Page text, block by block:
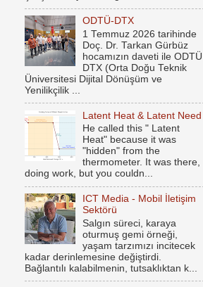
ODTÜ-DTX
1 Temmuz 2026 tarihinde
Doç. Dr. Tarkan Gürbüz
hocamızın daveti ile ODTÜ
DTX (Orta Doğu Teknik
Üniversitesi Dijital Dönüşüm ve
Yenilikçilik ...
Latent Heat & Latent Need
He called this " Latent
Heat" because it was
"hidden" from the
thermometer. It was there,
doing work, but you couldn...
ICT Media - Mobil İletişim
Sektörü
Salgın süreci, karaya
oturmuş gemi örneği,
yaşam tarzımızı incitecek
kadar derinlemesine değiştirdi.
Bağlantılı kalabilmenin, tutsaklıktan k...